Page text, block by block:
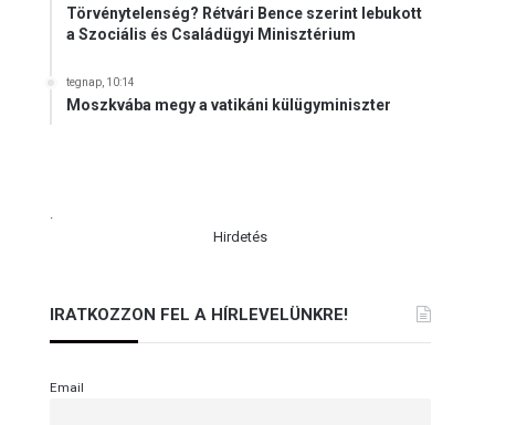
Törvénytelenség? Rétvári Bence szerint lebukott
a Szociális és Családügyi Minisztérium
tegnap, 10:14
Moszkvába megy a vatikáni külügyminiszter
.
Hirdetés
IRATKOZZON FEL A HÍRLEVELÜNKRE!
Email